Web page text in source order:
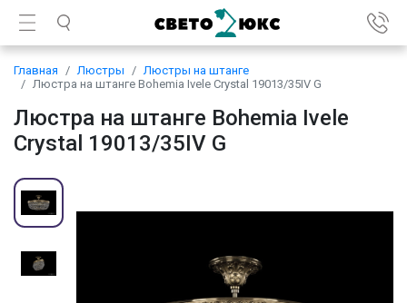
Главная Люстры
Люстры на штанге
Люстра на штанге Bohemia Ivele Crystal 19013/35IV G
Люстра на штанге Bohemia Ivele
Crystal 19013/35IV G